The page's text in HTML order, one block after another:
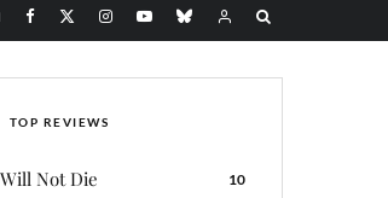
TOP REVIEWS
Not Die 10